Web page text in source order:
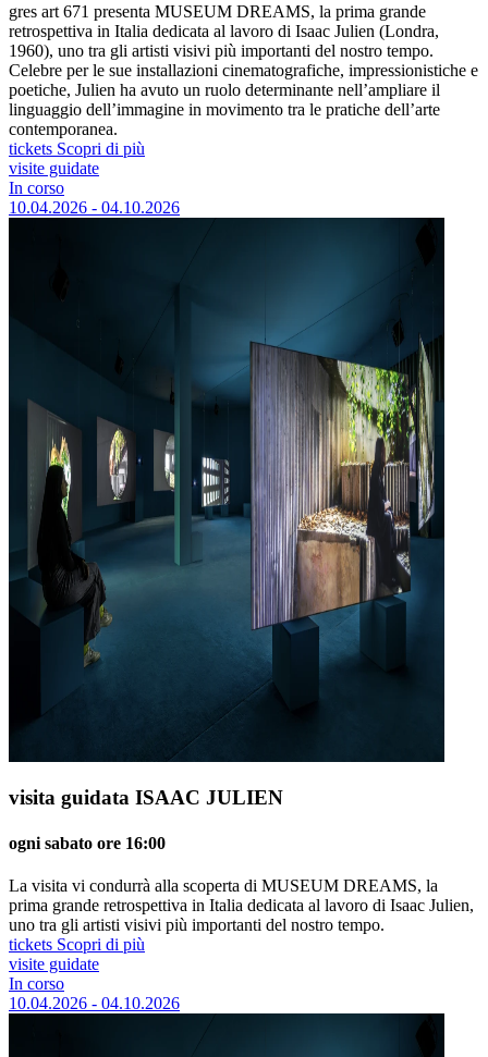
gres art 671 presenta MUSEUM DREAMS, la prima grande
retrospettiva in Italia dedicata al lavoro di Isaac Julien (Londra,
1960), uno tra gli artisti visivi più importanti del nostro tempo.
Celebre per le sue installazioni cinematografiche, impressionistiche e
poetiche, Julien ha avuto un ruolo determinante nell’ampliare il
linguaggio dell’immagine in movimento tra le pratiche dell’arte
contemporanea.
tickets Scopri di più
visite guidate
In corso
10.04.2026 - 04.10.2026
visita guidata ISAAC JULIEN
ogni sabato ore 16:00
La visita vi condurrà alla scoperta di MUSEUM DREAMS, la
prima grande retrospettiva in Italia dedicata al lavoro di Isaac Julien,
uno tra gli artisti visivi più importanti del nostro tempo.
tickets Scopri di più
visite guidate
In corso
10.04.2026 - 04.10.2026